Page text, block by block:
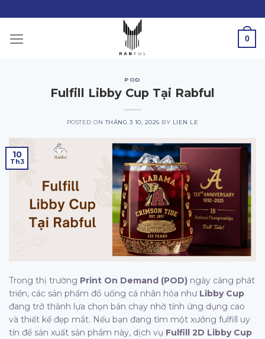
to
content
0
POD
Fulfill Libby Cup Tại Rabful
POSTED ONTHÁNG 3 10, 2026 BY LIEN LE
10
Th3
Trong thị trường Print On Demand (POD) ngày càng phát
triển, các sản phẩm đồ uống cá nhân hóa như Libby Cup
đang trở thành lựa chọn bán chạy nhờ tính ứng dụng cao
và thiết kế đẹp mắt. Nếu bạn đang tìm một xưởng fulfill uy
tín để sản xuất sản phẩm này, dịch vụ Fulfill 2D Libby Cup